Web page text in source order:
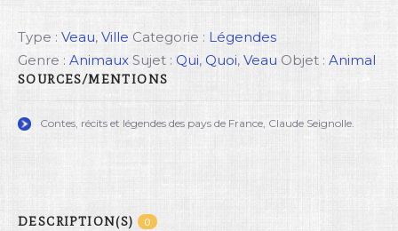
Type : Veau, Ville Categorie : Légendes
Genre : Animaux Sujet : Qui, Quoi, Veau Objet : Animal
SOURCES/MENTIONS
Contes, récits et légendes des pays de France, Claude Seignolle.
DESCRIPTION(S) 0